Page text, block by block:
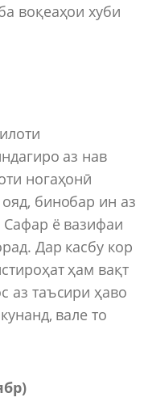
воқеаҳои хуби
аз нав
ногаҳонӣ
бинобар ин аз
Сафар ё вазифаи
Дар касбу кор
ҳам вақт
аз таъсири ҳаво
вале то